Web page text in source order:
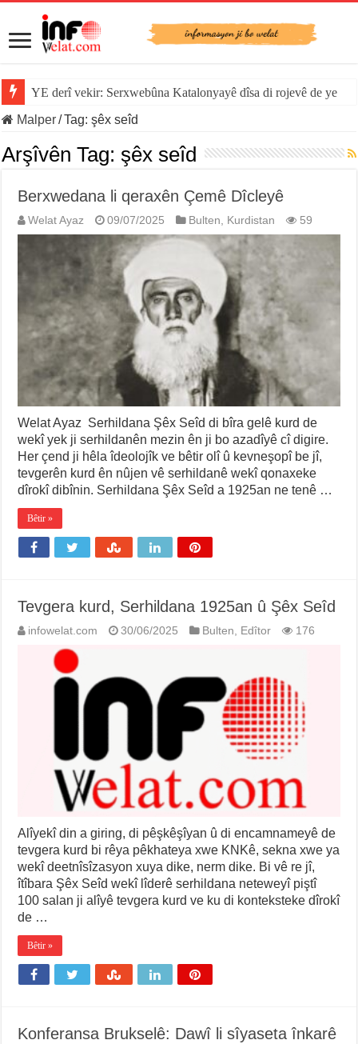
YE derî vekir: Serxwebûna Katalonyayê dîsa di rojevê de ye
Malper/Tag:şêx seîd
Arşîvên Tag:şêx seîd
Berxwedana li qeraxên Çemê Dîcleyê
Welat Ayaz 09/07/2025 Bulten, Kurdistan 59
Welat Ayaz Serhildana Şêx Seîd di bîra gelê kurd de
wekî yek ji serhildanên mezin ên ji bo azadîyê cî digire.
Her çend ji hêla îdeolojîk ve bêtir olî û kevneşopî be jî,
tevgerên kurd ên nûjen vê serhildanê wekî qonaxeke
dîrokî dibînin. Serhildana Şêx Seîd a 1925an ne tenê …
Bêtir »
Tevgera kurd, Serhildana 1925an û Şêx Seîd
infowelat.com 30/06/2025 Bulten, Edîtor 176
Alîyekî din a giring, di pêşkêşîyan û di encamnameyê de
tevgera kurd bi rêya pêkhateya xwe KNKê, sekna xwe ya
wekî deetnîsîzasyon xuya dike, nerm dike. Bi vê re jî,
îtîbara Şêx Seîd wekî lîderê serhildana neteweyî piştî
100 salan ji alîyê tevgera kurd ve ku di konteksteke dîrokî
de …
Bêtir »
Konferansa Brukselê: Dawî li sîyaseta înkarê